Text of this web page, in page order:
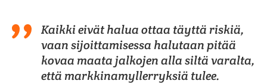
Kaikki eivät halua ottaa täyttä riskiä,
vaan sijoittamisessa halutaan pitää
kovaa maata jalkojen alla siltä varalta,
että markkinamyllerryksiä tulee.